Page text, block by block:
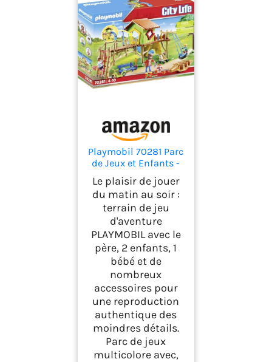
Playmobil 70281 Parc
de Jeux et Enfants -
avec Quatre
Personnages, Un Jeu
d’Escalade, Un
Toboggan, Une
balançoire à Pneu,
Un Mur d’Escalade et
des Accessoires -
Univers Loisirs City
Life - Dès 4 Ans
Le plaisir de jouer
du matin au soir :
terrain de jeu
d'aventure
PLAYMOBIL avec le
père, 2 enfants, 1
bébé et de
nombreux
accessoires pour
une reproduction
authentique des
moindres détails.
Parc de jeux
multicolore avec,